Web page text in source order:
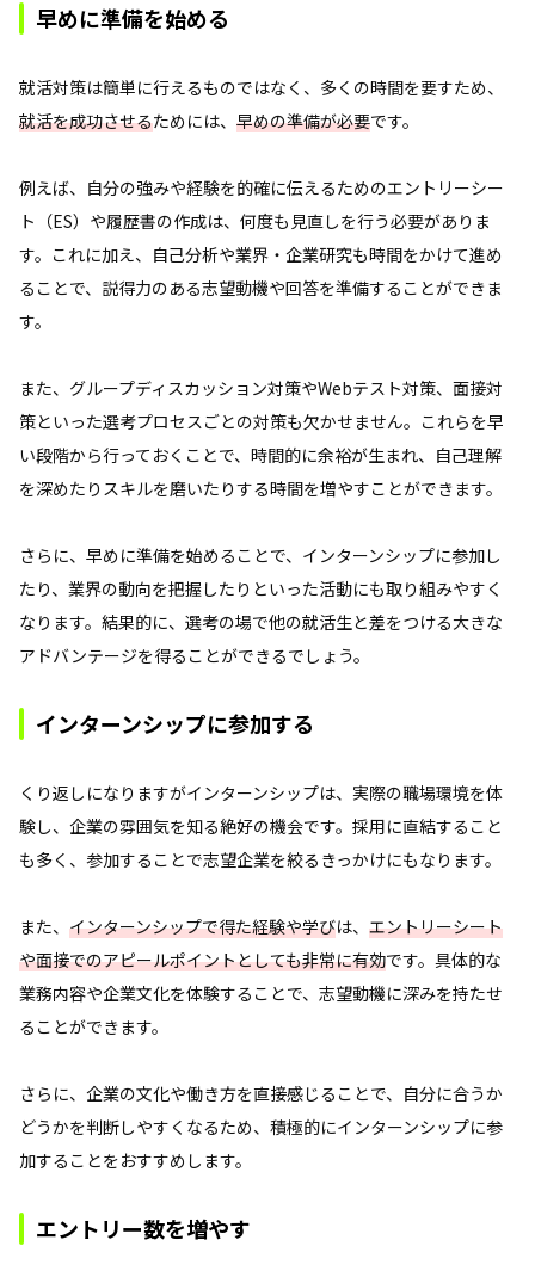
早めに準備を始める
就活対策は簡単に行えるものではなく、多くの時間を要すため、
就活を成功させるためには、 早めの準備が必要です。
例えば、自分の強みや経験を的確に伝えるためのエントリーシー
ト（ES）や履歴書の作成は、何度も見直しを行う必要がありま
す。これに加え、自己分析や業界・企業研究も時間をかけて進め
ることで、説得力のある志望動機や回答を準備することができま
す。
また、グループディスカッション対策やWebテスト対策、面接対
策といった選考プロセスごとの対策も欠かせません。これらを早
い段階から行っておくことで、時間的に余裕が生まれ、自己理解
を深めたりスキルを磨いたりする時間を増やすことができます。
さらに、早めに準備を始めることで、インターンシップに参加し
たり、業界の動向を把握したりといった活動にも取り組みやすく
なります。結果的に、選考の場で他の就活生と差をつける大きな
アドバンテージを得ることができるでしょう。
インターンシップに参加する
くり返しになりますがインターンシップは、実際の職場環境を体
験し、企業の雰囲気を知る絶好の機会です。採用に直結すること
も多く、参加することで志望企業を絞るきっかけにもなります。
また、 インターンシップで得た経験や学びは、 エントリーシート
や面接でのアピールポイントとしても非常に有効です。具体的な
業務内容や企業文化を体験することで、志望動機に深みを持たせ
ることができます。
さらに、企業の文化や働き方を直接感じることで、自分に合うか
どうかを判断しやすくなるため、積極的にインターンシップに参
加することをおすすめします。
エントリー数を増やす